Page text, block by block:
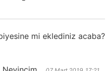
mi eklediniz acaba?